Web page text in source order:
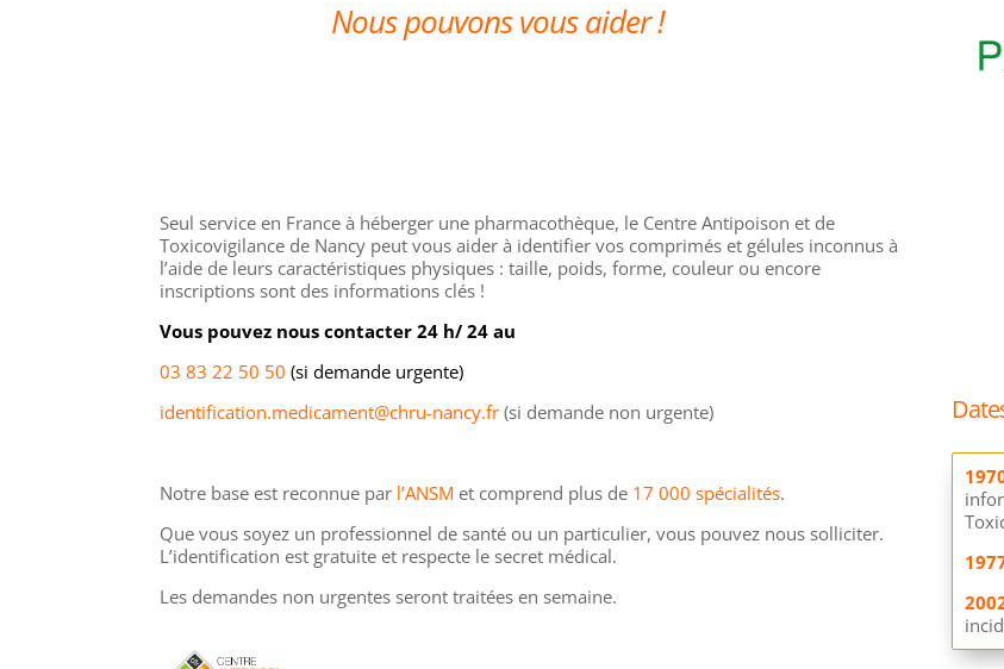
Nous pouvons vous aider !
Seul service en France à héberger une pharmacothèque, le Centre Antipoison et de
Toxicovigilance de Nancy peut vous aider à identifier vos comprimés et gélules inconnus à
l’aide de leurs caractéristiques physiques : taille, poids, forme, couleur ou encore
inscriptions sont des informations clés !
Vous pouvez nous contacter 24 h/ 24 au
03 83 22 50 50 (si demande urgente)
identification.medicament@chru-nancy.fr (si demande non urgente)
Notre base est reconnue par l’ANSM et comprend plus de 17 000 spécialités.
Que vous soyez un professionnel de santé ou un particulier, vous pouvez nous solliciter.
L’identification est gratuite et respecte le secret médical.
Les demandes non urgentes seront traitées en semaine.